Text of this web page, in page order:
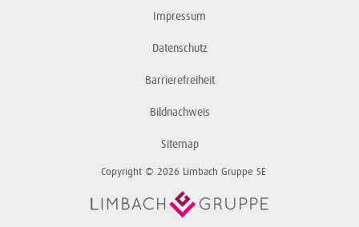
Impressum
Datenschutz
Barrierefreiheit
Bildnachweis
Sitemap
Copyright © 2026 Limbach Gruppe SE